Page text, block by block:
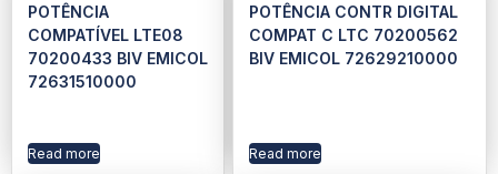
POTÊNCIA
COMPATÍVEL LTE08
70200433 BIV EMICOL
72631510000
Read more
POTÊNCIA CONTR DIGITAL
COMPAT C LTC 70200562
BIV EMICOL 72629210000
Read more